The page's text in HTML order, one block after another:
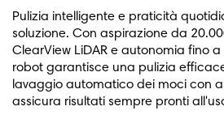
Pulizia intelligente e praticità
soluzione. Con aspirazione da
ClearView LiDAR e autonomia fino
robot garantisce una pulizia
lavaggio automatico dei moci con
assicura risultati sempre pronti